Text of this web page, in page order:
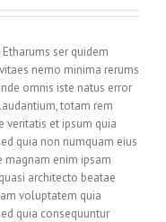
ser quidem
nemo minima rerums
omnis iste natus error
totam rem
veritatis et ipsum quia
quia non numquam eius
enim ipsam
architecto beatae
voluptatem quia
quia consequuntur